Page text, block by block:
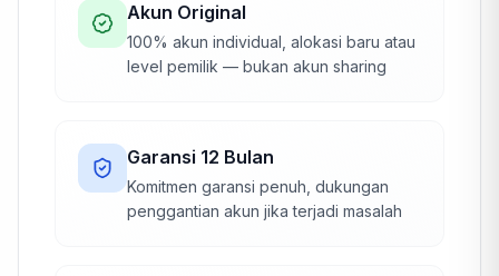
Akun Original
100% akun individual, alokasi baru atau
level pemilik — bukan akun sharing
Garansi 12 Bulan
Komitmen garansi penuh, dukungan
penggantian akun jika terjadi masalah